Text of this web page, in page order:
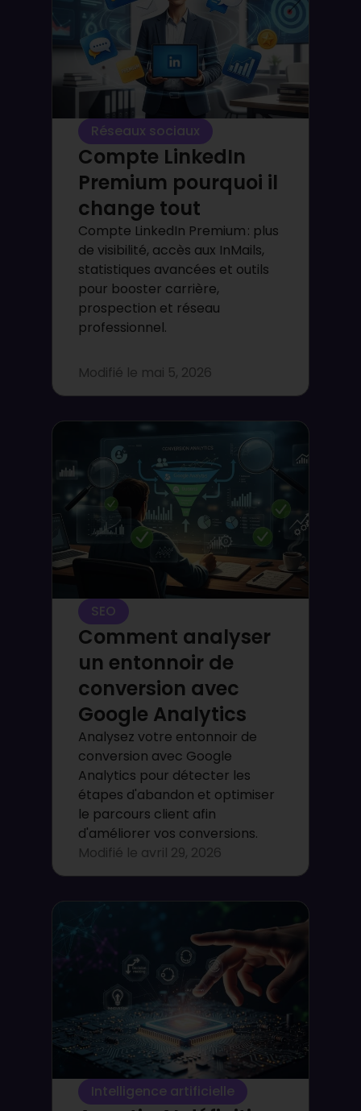
Réseaux sociaux
Compte LinkedIn
Premium pourquoi il
change tout
Compte LinkedIn Premium : plus
de visibilité, accès aux InMails,
statistiques avancées et outils
pour booster carrière,
prospection et réseau
professionnel.
Modifié le mai 5, 2026
SEO
Comment analyser
un entonnoir de
conversion avec
Google Analytics
Analysez votre entonnoir de
conversion avec Google
Analytics pour détecter les
étapes d'abandon et optimiser
le parcours client afin
d'améliorer vos conversions.
Modifié le avril 29, 2026
Intelligence artificielle